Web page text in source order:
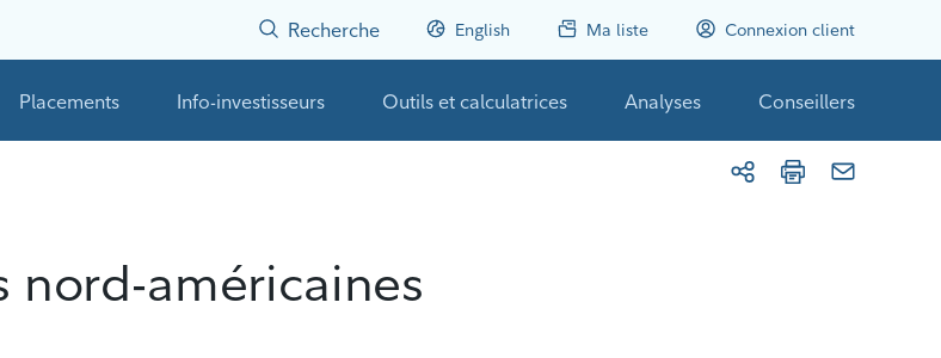
Recherche English Ma liste Connexion client
Placements Info-investisseurs Outils et calculatrices Analyses Conseillers
nord-américaines